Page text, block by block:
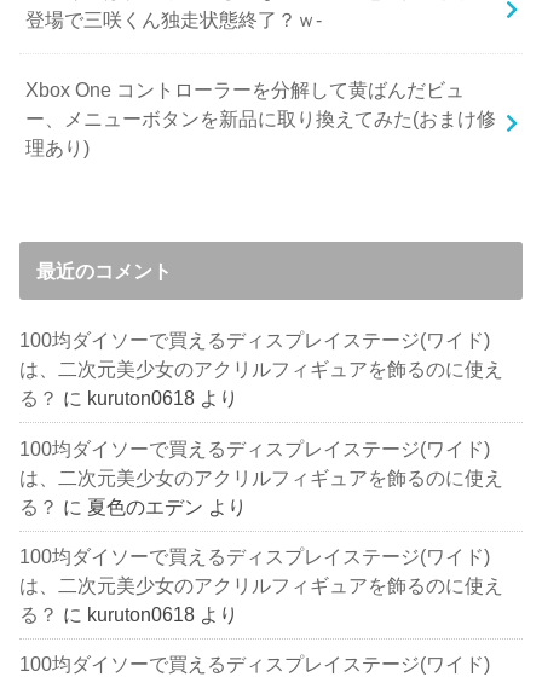
登場で三咲くん独走状態終了？ｗ-
Xbox One コントローラーを分解して黄ばんだビュ
ー、メニューボタンを新品に取り換えてみた(おまけ修
理あり)
最近のコメント
100均ダイソーで買えるディスプレイステージ(ワイド)
は、二次元美少女のアクリルフィギュアを飾るのに使え
る？ に kuruton0618 より
100均ダイソーで買えるディスプレイステージ(ワイド)
は、二次元美少女のアクリルフィギュアを飾るのに使え
る？ に 夏色のエデン より
100均ダイソーで買えるディスプレイステージ(ワイド)
は、二次元美少女のアクリルフィギュアを飾るのに使え
る？ に kuruton0618 より
100均ダイソーで買えるディスプレイステージ(ワイド)